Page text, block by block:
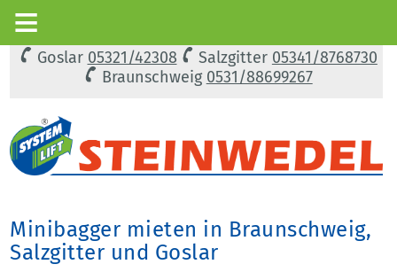
Goslar 05321/42308 Salzgitter 05341/8768730
Braunschweig 0531/88699267
Minibagger mieten in Braunschweig,
Salzgitter und Goslar